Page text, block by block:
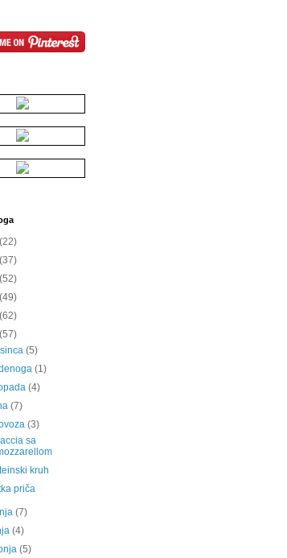
(22)
(37)
(52)
(49)
(62)
(57)
(5)
(1)
(4)
(7)
(3)
sa
kruh
priča
(7)
(4)
(5)